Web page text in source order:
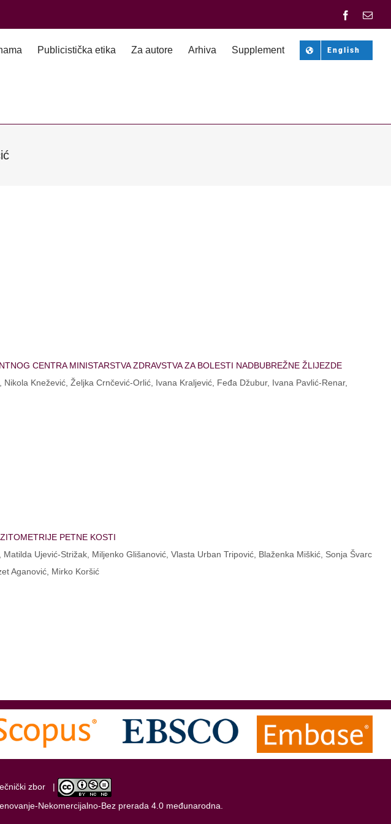
Facebook
Publicistička etika Za autore Arhiva Supplement English
CENTRA MINISTARSTVA ZDRAVSTVA ZA BOLESTI NADBUBREŽNE ŽLIJEZDE
Knežević, Željka Crnčević-Orlić, Ivana Kraljević, Feđa Džubur, Ivana Pavlić-Renar,
PETNE KOSTI
Ujević-Strižak, Miljenko Glišanović, Vlasta Urban Tripović, Blaženka Miškić, Sonja Švarc
Aganović, Mirko Koršić
zbor|
Nekomercijalno-Bez prerada 4.0 međunarodna.